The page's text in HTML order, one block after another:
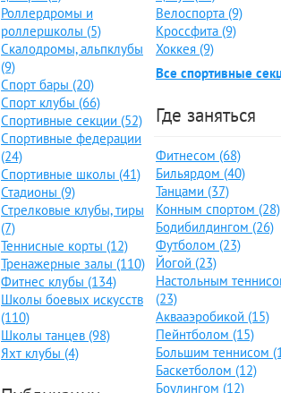
Роллердромы и
роллершколы (5)
Скалодромы, альпклубы
(9)
Спорт бары (20)
Спорт клубы (66)
Спортивные секции (52)
Спортивные федерации
(24)
Спортивные школы (41)
Стадионы (9)
Стрелковые клубы, тиры
(7)
Теннисные корты (12)
Тренажерные залы (110)
Фитнес клубы (134)
Школы боевых искусств
(110)
Школы танцев (98)
Яхт клубы (4)
Велоспорта (9)
Кроссфита (9)
Хоккея (9)
Все спортивные
Где заняться
Фитнесом (68)
Бильярдом (40)
Танцами (37)
Конным спортом (28)
Бодибилдингом (26)
Футболом (23)
Йогой (23)
Настольным
(23)
Аквааэробикой (15)
Пейнтболом (15)
Большим теннисом
Баскетболом (12)
Боулингом (12)